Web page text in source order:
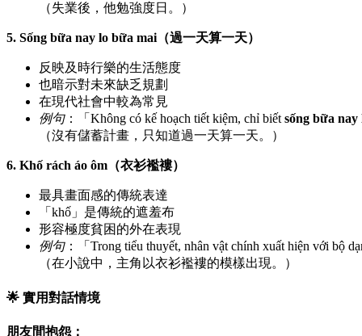
（失業後，他勉強度日。）
5. Sống bữa nay lo bữa mai（過一天算一天）
反映及時行樂的生活態度
也暗示對未來缺乏規劃
在現代社會中較為常見
例句：「Không có kế hoạch tiết kiệm, chỉ biếtsống bữa
（沒有儲蓄計畫，只知道過一天算一天。）
6. Khố rách áo ôm（衣衫襤褸）
最具畫面感的傳統表達
「khố」是傳統的遮羞布
形容極度貧困的外在表現
例句：「Trong tiểu thuyết, nhân vật chính xuất hiện với bộ
（在小說中，主角以衣衫襤褸的模樣出現。）
🌟 實用對話情境
朋友間抱怨：